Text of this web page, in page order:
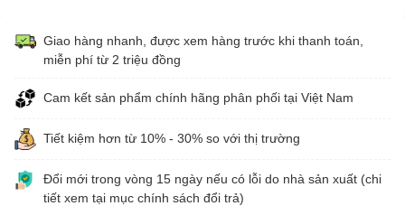
Giao hàng nhanh, được xem hàng trước khi thanh toán,
miễn phí từ 2 triệu đồng
Cam kết sản phẩm chính hãng phân phối tại Việt Nam
Tiết kiệm hơn từ 10% - 30% so với thị trường
Đổi mới trong vòng 15 ngày nếu có lỗi do nhà sản xuất (chi
tiết xem tại mục chính sách đổi trả)